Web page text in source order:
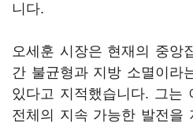
니다.
오세훈 시장은 현재의 중앙
간 불균형과 지방 소멸이라
있다고 지적했습니다. 그는
전체의 지속 가능한 발전을